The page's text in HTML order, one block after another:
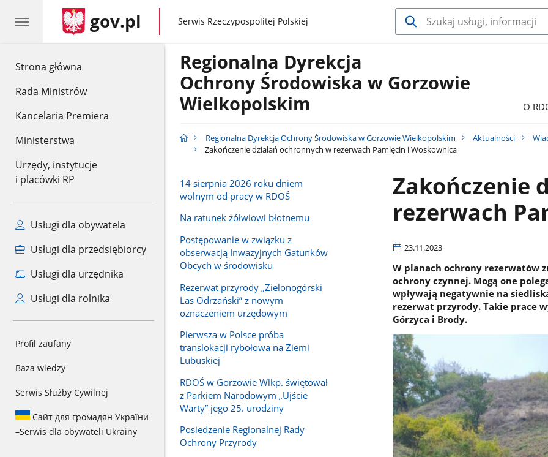
Strona główna
Rada Ministrów
Kancelaria Premiera
Ministerstwa
Urzędy, instytucje
i placówki RP
Usługi dla obywatela
Usługi dla przedsiębiorcy
Usługi dla urzędnika
Usługi dla rolnika
Profil zaufany
Baza wiedzy
Serwis Służby Cywilnej
Сайт для громадян України
–Serwis dla obywateli Ukrainy
gov.pl gov.pl
Serwis Rzeczypospolitej Polskiej
Regionalna Dyrekcja
Ochrony Środowiska w Gorzowie
Wielkopolskim
O
Regionalna Dyrekcja Ochrony Środowiska w Gorzowie Wielkopolskim Aktualności
Zakończenie działań ochronnych w rezerwach Pamięcin i Woskownica
14 sierpnia 2026 roku dniem
wolnym od pracy w RDOŚ
Na ratunek żółwiowi błotnemu
Postępowanie w związku z
obserwacją Inwazyjnych Gatunków
Obcych w środowisku
Rezerwat przyrody „Zielonogórski
Las Odrzański” z nowym
oznaczeniem urzędowym
Pierwsza w Polsce próba
translokacji rybołowa na Ziemi
Lubuskiej
RDOŚ w Gorzowie Wlkp. świętował
z Parkiem Narodowym „Ujście
Warty” jego 25. urodziny
Posiedzenie Regionalnej Rady
Ochrony Przyrody
Zakończenie
rezerwach
23.11.2023
W planach ochrony rezerwatów
ochrony czynnej. Mogą one
wpływają negatywnie na
rezerwat przyrody. Takie prace
Górzyca i Brody.